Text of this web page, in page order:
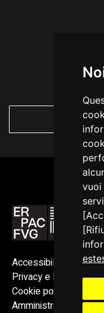
vuoi
Accessibilità
Privacy e Note legali
Cookie policy
Amministrazione